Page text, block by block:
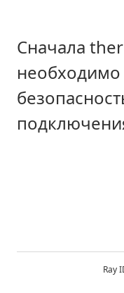
Сначала
Ray